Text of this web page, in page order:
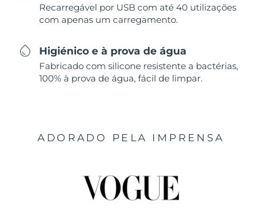
Recarregável por USB com até 40 utilizações
com apenas um carregamento.
Higiénico e à prova de água
Fabricado com silicone resistente a bactérias,
100% à prova de água, fácil de limpar.
ADORADO PELA IMPRENSA